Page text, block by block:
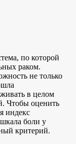
по которой
раком.
не только
в целом
Чтобы оценить
индекс
боли у
критерий.